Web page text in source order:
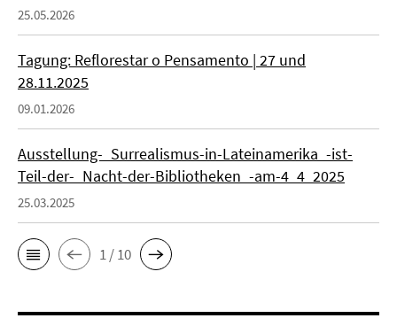
25.05.2026
Tagung: Reflorestar o Pensamento | 27 und
28.11.2025
09.01.2026
Ausstellung-_Surrealismus-in-Lateinamerika_-ist-
Teil-der-_Nacht-der-Bibliotheken_-am-4_4_2025
25.03.2025
1 / 10